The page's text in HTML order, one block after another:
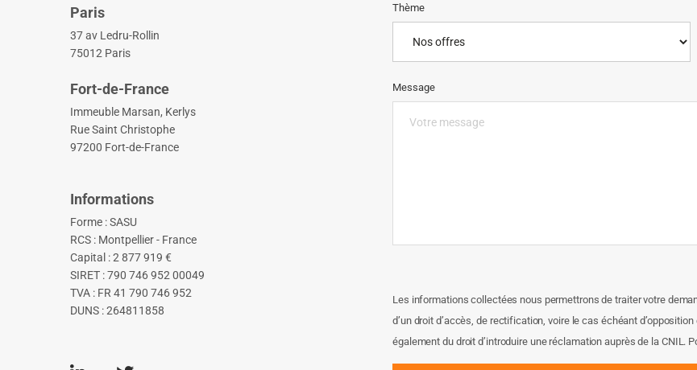
Paris
37 av Ledru-Rollin
75012 Paris
Fort-de-France
Immeuble Marsan, Kerlys
Rue Saint Christophe
97200 Fort-de-France
Informations
Forme : SASU
RCS : Montpellier - France
Capital : 2 877 919 €
SIRET : 790 746 952 00049
TVA : FR 41 790 746 952
DUNS : 264811858
Thème
Message
Les informations collectées nous permettrons de traiter votre
d’un droit d’accès, de rectification, voire le cas échéant
également du droit d’introduire une réclamation auprès de la CNIL.